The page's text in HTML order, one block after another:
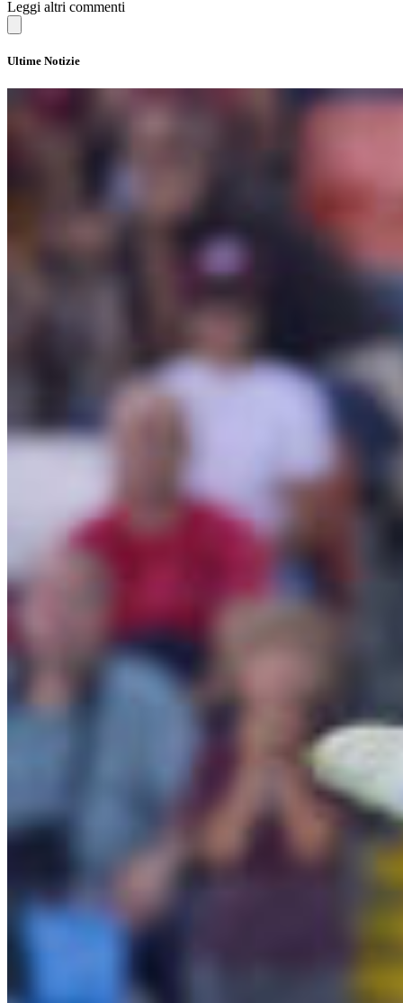
Leggi altri commenti
Ultime Notizie